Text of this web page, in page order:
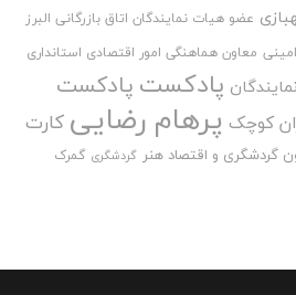
عضو هیات نمایندگان اتاق بازرگانی البرز
معاون هماهنگی امور اقتصادی استانداری
پادکست پادکست
کوچک پرهام رضایی کارت
گردشگری و اقتصاد هنر گردشگری گمرک